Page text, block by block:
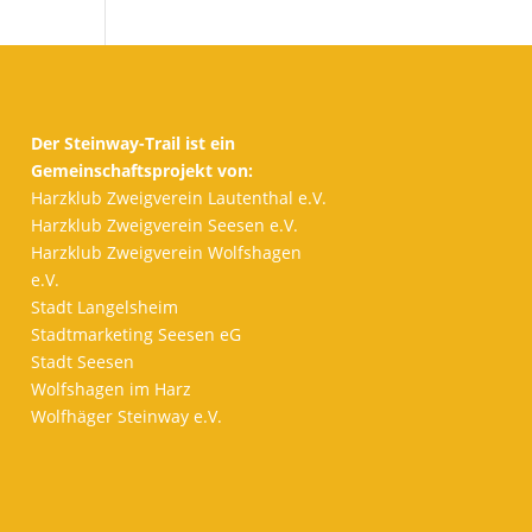
Der Steinway-Trail ist ein
Gemeinschaftsprojekt von:
Harzklub Zweigverein Lautenthal e.V.
Harzklub Zweigverein Seesen e.V.
Harzklub Zweigverein Wolfshagen
e.V.
Stadt Langelsheim
Stadtmarketing Seesen eG
Stadt Seesen
Wolfshagen im Harz
Wolfhäger Steinway e.V.